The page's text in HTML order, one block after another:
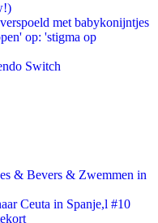
met babykonijntjes
op: 'stigma op
Switch
& Bevers & Zwemmen in
Ceuta in Spanje,l #10